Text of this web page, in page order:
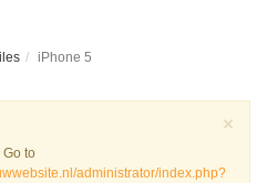
iPhone 5
×
to
administrator/index.php?